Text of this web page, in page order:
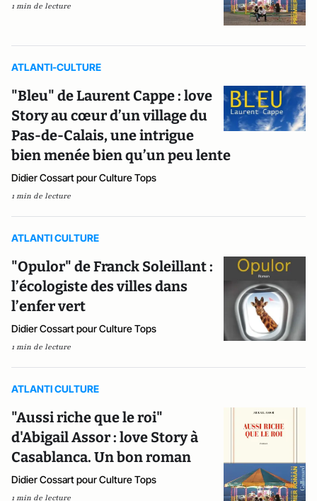
1 min de lecture
ATLANTI-CULTURE
"Bleu" de Laurent Cappe : love
Story au cœur d’un village du
Pas-de-Calais, une intrigue
bien menée bien qu’un peu lente
Didier Cossart pour Culture Tops
1 min de lecture
ATLANTI CULTURE
"Opulor" de Franck Soleillant :
l’écologiste des villes dans
l’enfer vert
Didier Cossart pour Culture Tops
1 min de lecture
ATLANTI CULTURE
"Aussi riche que le roi"
d'Abigail Assor : love Story à
Casablanca. Un bon roman
Didier Cossart pour Culture Tops
1 min de lecture